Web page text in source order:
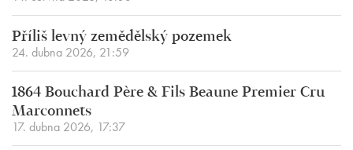
Příliš levný zemědělský pozemek
24. dubna 2026, 21:59
1864 Bouchard Père & Fils Beaune Premier Cru
Marconnets
17. dubna 2026, 17:37